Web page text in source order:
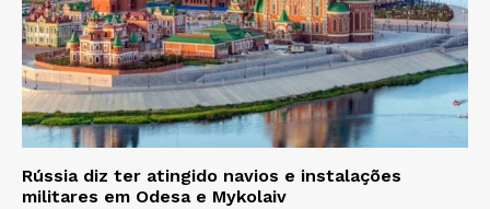
Rússia diz ter atingido navios e instalações
militares em Odesa e Mykolaiv